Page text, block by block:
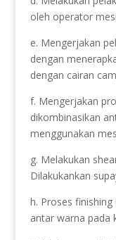
oleh operator
e. Mengerjakan
dengan
dengan cairan
f. Mengerjakan
dikombinasikan
menggunakan
g. Melakukan
Dilakukankan
h. Proses
antar warna pada